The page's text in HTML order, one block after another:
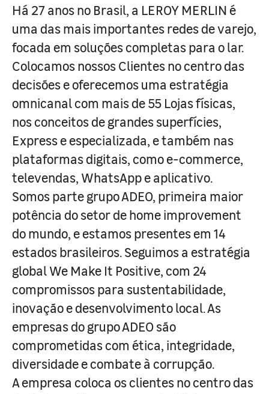
Há 27 anos no Brasil, a LEROY MERLIN é
uma das mais importantes redes de varejo,
focada em soluções completas para o lar.
Colocamos nossos Clientes no centro das
decisões e oferecemos uma estratégia
omnicanal com mais de 55 Lojas físicas,
nos conceitos de grandes superfícies,
Express e especializada, e também nas
plataformas digitais, como e-commerce,
televendas, WhatsApp e aplicativo.
Somos parte grupo ADEO, primeira maior
potência do setor de home improvement
do mundo, e estamos presentes em 14
estados brasileiros. Seguimos a estratégia
global We Make It Positive, com 24
compromissos para sustentabilidade,
inovação e desenvolvimento local. As
empresas do grupo ADEO são
comprometidas com ética, integridade,
diversidade e combate à corrupção.
A empresa coloca os clientes no centro das